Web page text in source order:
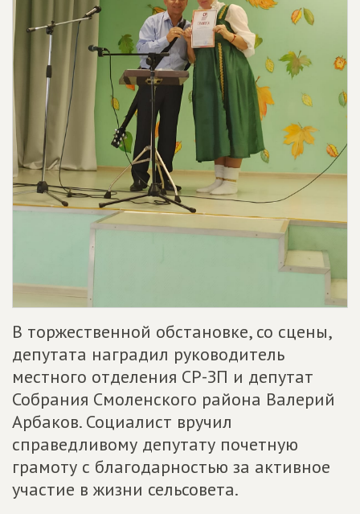
В торжественной обстановке, со сцены,
депутата наградил руководитель
местного отделения СР-ЗП и депутат
Собрания Смоленского района Валерий
Арбаков. Социалист вручил
справедливому депутату почетную
грамоту с благодарностью за активное
участие в жизни сельсовета.